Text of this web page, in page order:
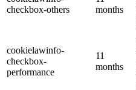
checkbox-others
months
cookielawinfo-
checkbox-
performance
11
months